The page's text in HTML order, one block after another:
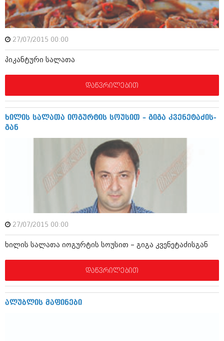
აპრილი 2013 (304)
მარტი 2013 (352)
თებერვალი 2013 (204)
დეკემბერი 2012 (98)
ოქტომბერი 2012 (350)
სექტემბერი 2012 (264)
აგვისტო 2012 (268)
ივლისი 2012 (322)
მაისი 2012 (240)
თებერვალი 2012 (376)
იანვარი 2012 (322)
ნოემბერი 2011 (471)
ოქტომბერი 2011 (754)
სექტემბერი 2011 (407)
აგვისტო 2011 (249)
ივლისი 2011 (400)
ივნისი 2011 (438)
მაისი 2011 (415)
აპრილი 2011 (294)
მარტი 2011 (654)
დეკემბერი 2010 (881)
ნოემბერი 2010 (422)
ოქტომბერი 2010 (341)
27/07/2015 00:00
პი­კ­ა­ნ­ტ­უ­რი სა­ლ­ა­თა
დაწვრილებით
ხი­ლ­ის სა­ლ­ა­თა იო­გ­უ­რ­ტ­ის სო­უ­ს­ით – გი­გა კვე­ნ­ე­ტ­ა­ძ­ი­ს­
გ­ან
27/07/2015 00:00
ხი­ლ­ის სა­ლ­ა­თა იო­გ­უ­რ­ტ­ის სო­უ­ს­ით – გი­გა კვე­ნ­ე­ტ­ა­ძ­ი­ს­გ­ან
დაწვრილებით
ალ­უ­ბ­ლ­ის მა­ფ­ი­ნ­ე­ბი